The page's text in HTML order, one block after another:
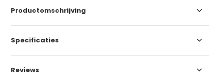
Productomschrijving
Specificaties
Reviews